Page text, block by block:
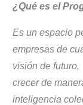
¿Qué es el
Es un espacio
empresas de
visión de futuro,
crecer de
inteligencia